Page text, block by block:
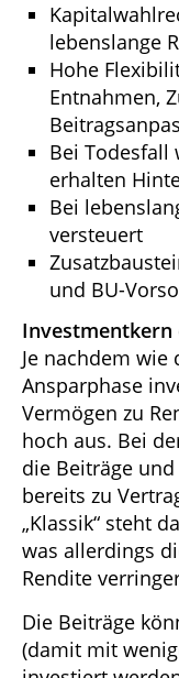
lebenslange
Hohe
Entnahmen,
Bei Todesfall
erhalten
Bei
versteuert
und BU-
Investmentkern
Je nachdem
Ansparphase
Vermögen zu
hoch aus. Bei
die Beiträge
bereits zu
„Klassik“ steht
was allerdings
Rendite
Die Beiträge
(damit mit